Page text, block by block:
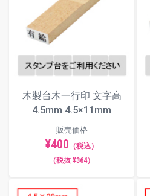
木製台木一行印 文字高
4.5mm 4.5×11mm
販売価格
¥400 （税込）
（税抜 ¥364）